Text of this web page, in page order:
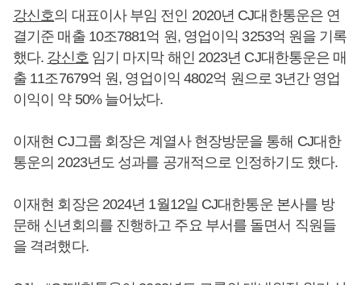
강신호의 대표이사 부임 전인 2020년 CJ대한통운은 연
결기준 매출 10조7881억 원, 영업이익 3253억 원을 기록
했다. 강신호임기 마지막 해인 2023년 CJ대한통운은 매
출 11조7679억 원, 영업이익 4802억 원으로 3년간 영업
이익이 약 50% 늘어났다.
이재현 CJ그룹 회장은 계열사 현장방문을 통해 CJ대한
통운의 2023년도 성과를 공개적으로 인정하기도 했다.
이재현 회장은 2024년 1월12일 CJ대한통운 본사를 방
문해 신년회의를 진행하고 주요 부서를 돌면서 직원들
을 격려했다.